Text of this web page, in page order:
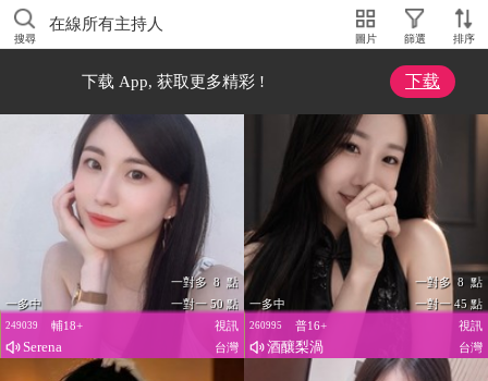
搜尋
在線所有主持人
圖片 篩選 排序
下载 App, 获取更多精彩 ! 下载
一多中
一對多 8 點
一對一 50 點
輔18+
視訊
249039
Serena 台灣
一多中
一對多 8 點
一對一 45 點
普16+
視訊
260995
酒釀梨渦 台灣